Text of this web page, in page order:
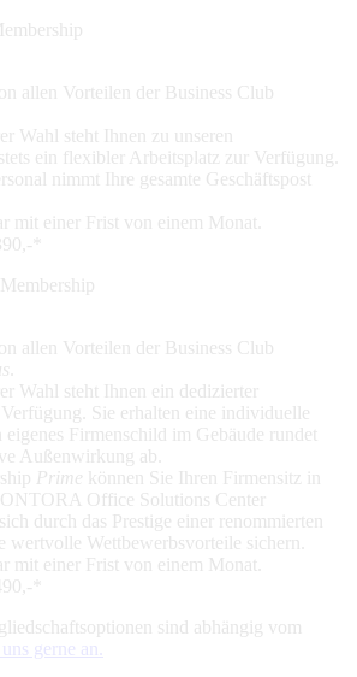
allen Vorteilen der Business Club
Wahl steht Ihnen zu unseren
ein flexibler Arbeitsplatz zur Verfügung.
nimmt Ihre gesamte Geschäftspost
mit einer Frist von einem Monat.
*
Membership
allen Vorteilen der Business Club
Wahl steht Ihnen ein dedizierter
Sie erhalten eine individuelle
Firmenschild im Gebäude rundet
Außenwirkung ab.
Prime
können Sie Ihren Firmensitz in
Office Solutions Center
durch das Prestige einer renommierten
wertvolle Wettbewerbsvorteile sichern.
mit einer Frist von einem Monat.
*
sind abhängig vom
gerne an.